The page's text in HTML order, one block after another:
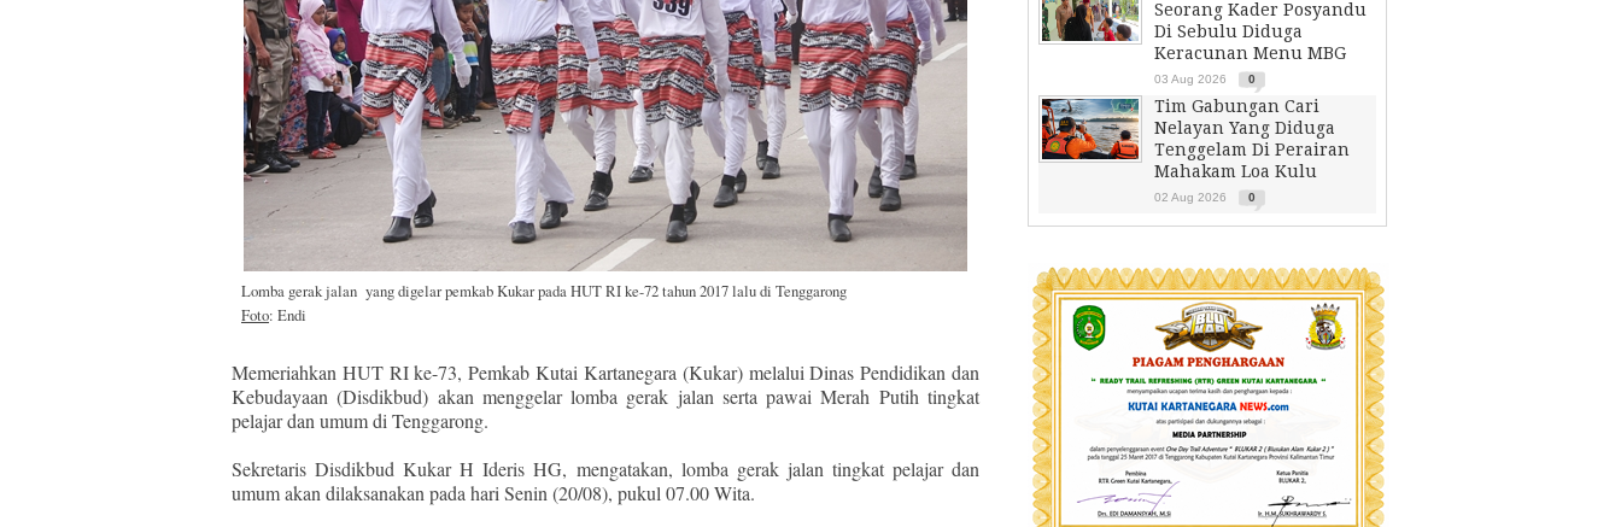
Lomba gerak jalan yang digelar pemkab Kukar pada HUT RI ke-72 tahun 2017 lalu di Tenggarong
Foto: Endi
Memeriahkan HUT RI ke-73, Pemkab Kutai Kartanegara (Kukar) melalui Dinas Pendidikan dan
Kebudayaan (Disdikbud) akan menggelar lomba gerak jalan serta pawai Merah Putih tingkat
pelajar dan umum di Tenggarong.
Sekretaris Disdikbud Kukar H Ideris HG, mengatakan, lomba gerak jalan tingkat pelajar dan
umum akan dilaksanakan pada hari Senin (20/08), pukul 07.00 Wita.
Seorang Kader Posyandu
Di Sebulu Diduga
Keracunan Menu MBG
03 Aug 2026 0
Tim Gabungan Cari
Nelayan Yang Diduga
Tenggelam Di Perairan
Mahakam Loa Kulu
02 Aug 2026 0